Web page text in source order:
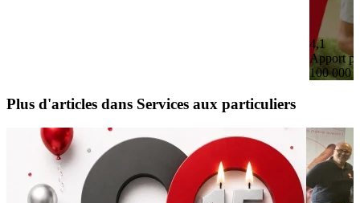
4,1
Apport
100 000 €
Plus d'articles dans Services aux particuliers